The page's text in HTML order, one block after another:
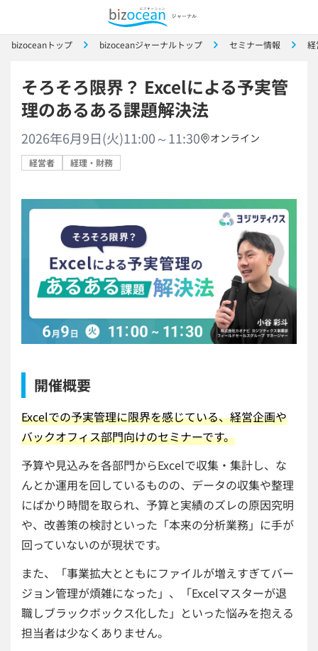
bizoceanトップ bizoceanジャーナルトップ セミナー情報 経
そろそろ限界？ Excelによる予実管
理のあるある課題解決法
2026年6月9日(火)11:00～11:30 オンライン
経営者 経理・財務
開催概要
Excelでの予実管理に限界を感じている、経営企画や
バックオフィス部門向けのセミナーです。
予算や見込みを各部門からExcelで収集・集計し、な
んとか運用を回しているものの、データの収集や整理
にばかり時間を取られ、予算と実績のズレの原因究明
や、改善策の検討といった「本来の分析業務」に手が
回っていないのが現状です。
また、「事業拡大とともにファイルが増えすぎてバー
ジョン管理が煩雑になった」、「Excelマスターが退
職しブラックボックス化した」といった悩みを抱える
担当者は少なくありません。